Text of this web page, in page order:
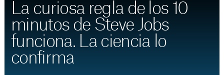
La curiosa regla de los 10
minutos de Steve Jobs
funciona. La ciencia lo
confirma